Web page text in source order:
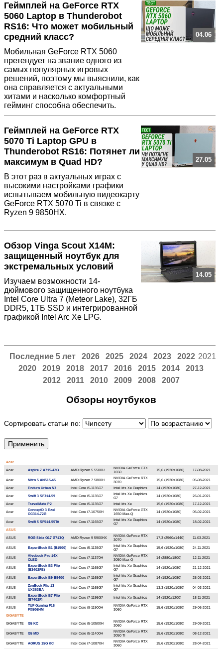
Геймплей на GeForce RTX
5060 Laptop в Thunderobot
RS16: Что может мобильный
средний класс?
Мобильная GeForce RTX 5060
претендует на звание одного из
самых популярных игровых
решений, поэтому мы выяснили, как
она справляется с актуальными
хитами и насколько комфортный
гейминг способна обеспечить.
04.06
Геймплей на GeForce RTX
5070 Ti Laptop GPU в
Thunderobot RS16: Потянет ли
максимум в Quad HD?
В этот раз в актуальных играх с
высокими настройками графики
испытываем мобильную видеокарту
GeForce RTX 5070 Ti в связке с
Ryzen 9 9850HX.
27.05
Обзор Vinga Scout X14M:
защищенный ноутбук для
экстремальных условий
Изучаем возможности 14-
дюймового защищенного ноутбука
Intel Core Ultra 7 (Meteor Lake), 32ГБ
DDR5, 1ТБ SSD и интегрированной
графикой Intel Arc Xe LPG.
14.05
Последние 5 лет 2026 2025 2024 2023 2022 2021
2020
2019 2018 2017 2016 2015 2014
2013
2012
2011 2010 2009 2008 2007
Обзоры ноутбуков
Сортировать статьи по:
Acer
Acer
Aspire 7 A715-42G AMD Ryzen 5 5500U
NVIDIA GeForce GTX
1650
15,6 (1920x1080) 17-08-2021
Acer Nitro 5 AN515-45 AMD Ryzen 7 5800H
NVIDIA GeForce RTX
3070
15,6 (1920x1080)
05-08-2021
Acer
Enduro Urban N3 Intel Core i5-1135G7 Intel Iris Xe Graphics 14 (1920x1080)
27-12-2021
Acer
Swift 3 SF314-59 Intel Core i5-1135G7
Intel Iris Xe Graphics
G7
14 (1920x1080)
26-01-2021
Acer
TravelMate P2 Intel Core i5-1135G7 Intel Iris Xe 15,6 (1920x1080)
17-12-2021
Acer
ConceptD 3 Ezel
CC314-72G
Intel Core i7-10750H
NVIDIA GeForce GTX
1650 Max-Q
14 (1920x1080) 05-02-2021
Acer Swift 5 SF514-55TA Intel Core i7-1165G7
Intel Iris Xe Graphics
G7
14 (1920x1080)
18-02-2021
ASUS
ASUS
ROG Strix G17 G713Q AMD Ryzen 9 5900HX
NVIDIA GeForce RTX
3070
17,3 (2560х1440) 11-03-2021
ASUS ExpertBook B1 (B1500) Intel Core i5-1135G7
Intel Iris Xe Graphics
G7
15,6 (1920x1080) 24-11-2021
ASUS
Vivobook Pro 14X
OLED
Intel Core i7-11370H
NVIDIA GeForce RTX
3050 Max-Q
14 (2880x1800) 12-11-2021
ASUS
ExpertBook B3 Flip
(B3402FE)
Intel Core i7-1165G7
Intel Iris Xe Graphics
G7
14 (1920x1080) 21-12-2021
ASUS ExpertBook B9 B9400 Intel Core i7-1165G7
Intel Iris Xe Graphics
G7
14 (1920x1080) 25-03-2021
ASUS
ZenBook Flip 13
UX363EA
Intel Core i7-1165G7
Intel Iris Xe Graphics
G7
13,3 (1920x1080) 04-03-2021
ASUS
ExpertBook B7 Flip
(B7402F)
Intel Core i7-1195G7 Intel Iris Xe Graphics 14 (1920x1200) 18-11-2021
ASUS
TUF Gaming F15
FX506HM
Intel Core i9-11900H
NVIDIA GeForce RTX
3060
15,6 (1920x1080)
29-06-2021
GIGABYTE
GIGABYTE
G5 KC Intel Core i5-10500H
NVIDIA GeForce RTX
3060
15,6 (1920x1080) 29-09-2021
GIGABYTE G5 MD Intel Core i5-11400H
NVIDIA GeForce RTX
3050 Ti
15,6 (1920x1080) 08-12-2021
GIGABYTE AORUS 15G KC Intel Core i7-10870H
NVIDIA GeForce RTX
3060
15,6 (1920x1080) 28-04-2021